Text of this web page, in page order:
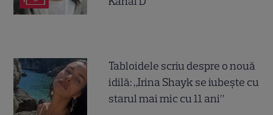
Tabloidele scriu despre o nouă
idilă: „Irina Shayk se iubește cu
starul mai mic cu 11 ani”